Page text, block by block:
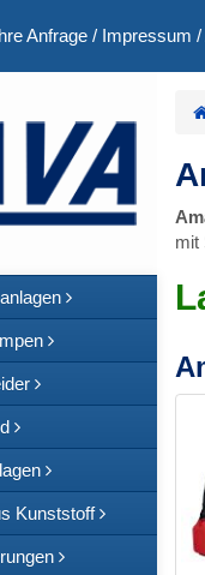
Anfrage / Impressum /
Kunststoff
mit